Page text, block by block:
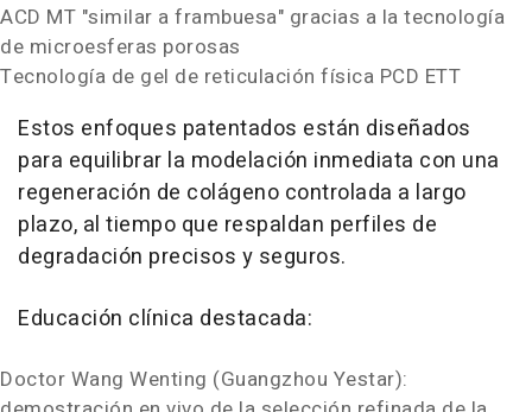
ACD MT "similar a frambuesa" gracias a la tecnología
de microesferas porosas
Tecnología de gel de reticulación física PCD ETT
Estos enfoques patentados están diseñados
para equilibrar la modelación inmediata con una
regeneración de colágeno controlada a largo
plazo, al tiempo que respaldan perfiles de
degradación precisos y seguros.
Educación clínica destacada:
Doctor Wang Wenting (Guangzhou Yestar):